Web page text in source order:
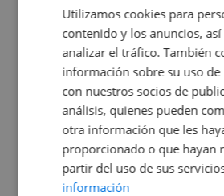
Cuando decidí vender mi
diferentes empresas donde
me dio más confianza fue
buenas (y tantas) reseñas
Realmente la experiencia
buena, Carolina ha sido
y profesional. Finalmente mi
queda el coche, pero no
recomendar el buen trato
hasta el último momento.
Judit Sorribes
Utilizamos cookies para
contenido y los anuncios,
analizar el tráfico. También
información sobre su uso
con nuestros socios de
análisis, quienes pueden
otra información que les
proporcionado o que hayan
partir del uso de sus
información